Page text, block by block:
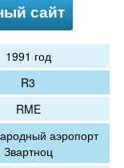
сайт
1991 год
R3
RME
аэропорт
Звартноц